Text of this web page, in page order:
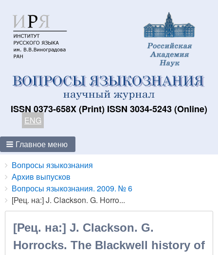
ISSN 0373-658X (Print) ISSN 3034-5243 (Online)
ENG
Главное меню
Breadcrumbs
You
are
here:
Вопросы языкознания
Архив выпусков
Вопросы языкознания. 2009. № 6
[Рец. на:] J. Clackson. G. Horro...
[Рец. на:] J. Clackson. G.
Horrocks. The Blackwell history of